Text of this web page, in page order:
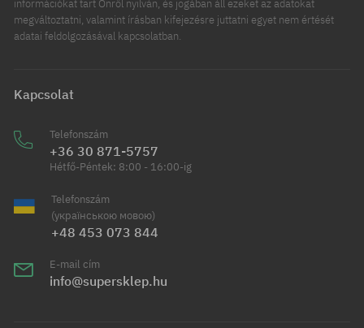
információkat tart Önről nyilván, és jogában áll ezeket az adatokat
megváltoztatni, valamint írásban kifejezésre juttatni egyet nem értését
adatai feldolgozásával kapcsolatban.
Kapcsolat
Telefonszám
+36 30 871-5757
Hétfő-Péntek: 8:00 - 16:00-ig
Telefonszám
(українською мовою)
+48 453 073 844
E-mail cím
info@supersklep.hu